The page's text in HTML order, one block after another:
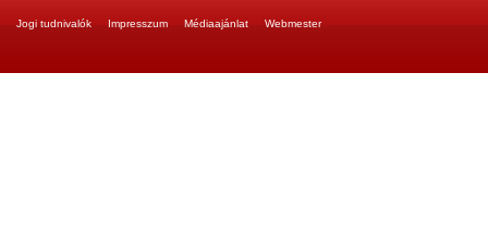
Jogi tudnivalók Impresszum Médiaajánlat Webmester